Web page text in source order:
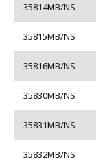
35814MB/NS
35815MB/NS
35816MB/NS
35830MB/NS
35831MB/NS
35832MB/NS